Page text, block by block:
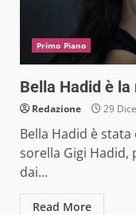
Primo Piano
Bella Hadid è la
Redazione 29
Bella Hadid è
sorella Gigi
dai...
Read More